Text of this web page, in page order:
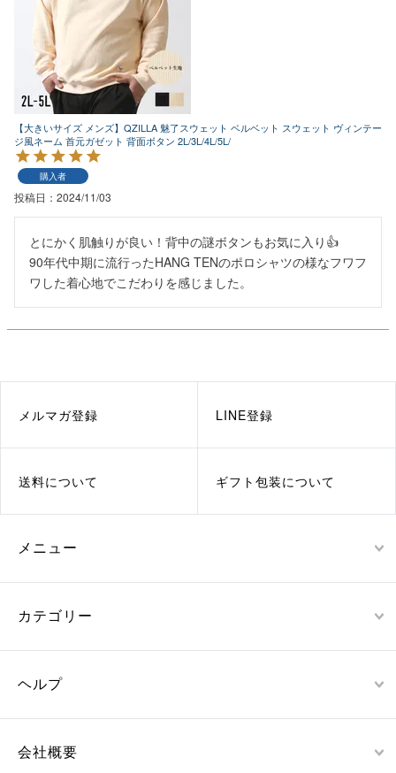
【大きいサイズ メンズ】QZILLA 魅了スウェット ベルベット スウェット ヴィンテー
ジ風ネーム 首元ガゼット 背面ボタン 2L/3L/4L/5L/
購入者
投稿日 2024/11/03
とにかく肌触りが良い！背中の謎ボタンもお気に入り👍️
90年代中期に流行ったHANG TENのポロシャツの様なフワフ
ワした着心地でこだわりを感じました。
メルマガ登録 LINE登録
送料について ギフト包装について
メニュー
カテゴリー
ヘルプ
会社概要